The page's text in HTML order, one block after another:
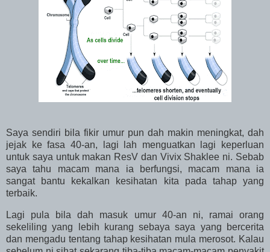
Saya sendiri bila fikir umur pun dah makin meningkat, dah
jejak ke fasa 40-an, lagi lah menguatkan lagi keperluan
untuk saya untuk makan ResV dan Vivix Shaklee ni. Sebab
saya tahu macam mana ia berfungsi, macam mana ia
sangat bantu kekalkan kesihatan kita pada tahap yang
terbaik.
Lagi pula bila dah masuk umur 40-an ni, ramai orang
sekeliling yang lebih kurang sebaya saya yang bercerita
dan mengadu tentang tahap kesihatan mula merosot. Kalau